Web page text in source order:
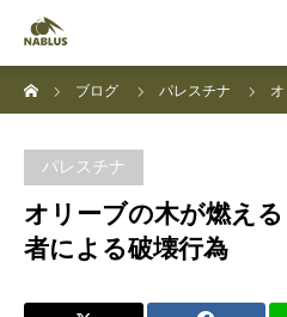
ブログ
パレスチナ
パレスチナ
オリーブの木が燃え
者による破壊行為